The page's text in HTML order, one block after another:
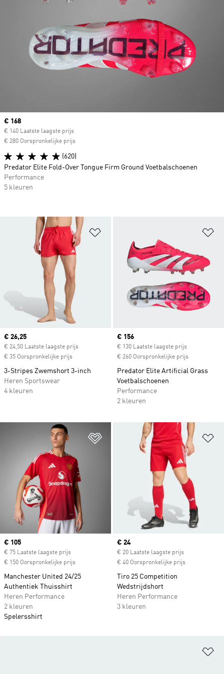
Current price
€ 26,25
€ 24,50 Laatste laagste prijs
€ 35 Oorspronkelijke prijs
3-Stripes Zwemshort 3-inch
Heren Sportswear
4 kleuren
Current price
€ 156
€ 130 Laatste laagste prijs
€ 260 Oorspronkelijke prijs
Predator Elite Artificial Grass
Voetbalschoenen
Performance
2 kleuren
Op verlanglijst zetten
Current price
€ 105
€ 75 Laatste laagste prijs
€ 150 Oorspronkelijke prijs
Manchester United 24/25
Authentiek Thuisshirt
Heren Performance
2 kleuren
Spelersshirt
Current price
€ 24
€ 20 Laatste laagste prijs
€ 40 Oorspronkelijke prijs
Tiro 25 Competition
Wedstrijdshort
Heren Performance
3 kleuren
Current price
€ 168
€ 140 Laatste laagste prijs
€ 280 Oorspronkelijke prijs
(620)
Predator Elite Fold-Over Tongue Firm Ground Voetbalschoenen
Performance
5 kleuren